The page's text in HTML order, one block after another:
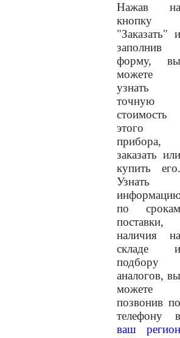
Нажав на
кнопку
"Заказать" и
заполнив
форму, вы
можете
узнать
точную
стоимость
этого
прибора,
заказать или
купить его.
Узнать
по срокам
поставки,
наличия на
складе и
подбору
аналогов, вы
можете
позвонив по
телефону в
ваш регион